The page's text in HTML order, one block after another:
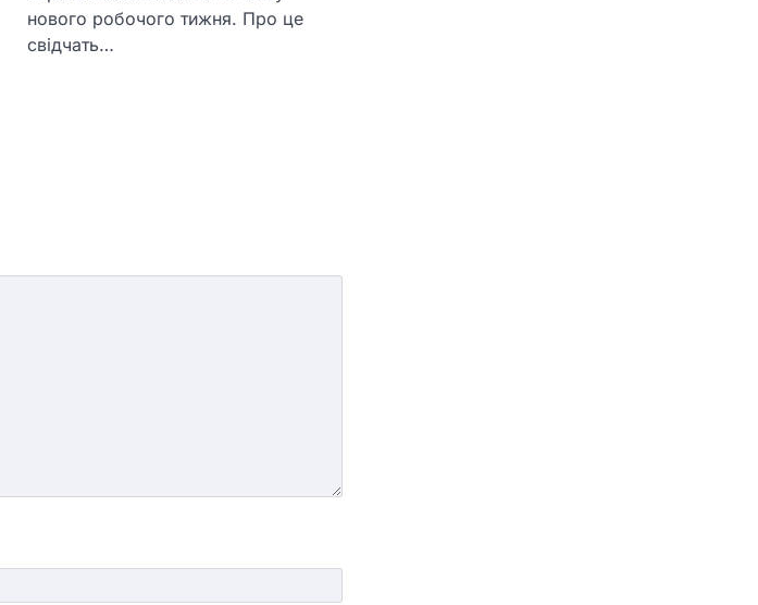
нового робочого тижня. Про це
свідчать…